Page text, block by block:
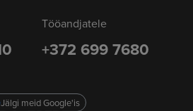
Tööandjatele
+372 699 7680
Jälgi meid Google'is